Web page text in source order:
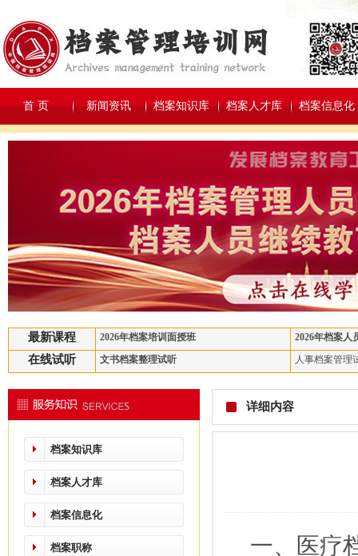
首 页 新闻资讯 档案知识库 档案人才库 档案信息化
最新课程 2026年档案培训面授班 2026年档案人
在线试听 文书档案整理试听 人事档案管理
档案知识库
档案人才库
档案信息化
档案职称
详细内容
一、医疗